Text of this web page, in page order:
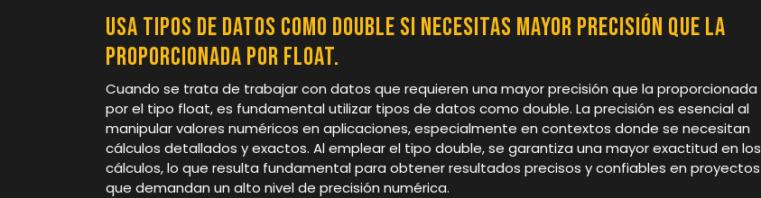
Usa tipos de datos como double si necesitas mayor precisión que la
proporcionada por float.
Cuando se trata de trabajar con datos que requieren una mayor precisión que la proporcionada
por el tipo float, es fundamental utilizar tipos de datos como double. La precisión es esencial al
manipular valores numéricos en aplicaciones, especialmente en contextos donde se necesitan
cálculos detallados y exactos. Al emplear el tipo double, se garantiza una mayor exactitud en los
cálculos, lo que resulta fundamental para obtener resultados precisos y confiables en proyectos
que demandan un alto nivel de precisión numérica.